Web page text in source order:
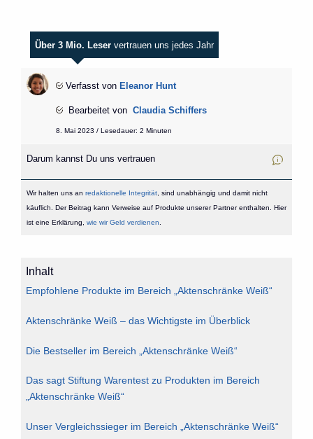
Über 3 Mio. Leser vertrauen uns jedes Jahr
Verfasst von Eleanor Hunt
Bearbeitet von Claudia Schiffers
8. Mai 2023 / Lesedauer: 2 Minuten
Darum kannst Du uns vertrauen
Wir halten uns an redaktionelle Integrität, sind unabhängig und damit nicht
käuflich. Der Beitrag kann Verweise auf Produkte unserer Partner enthalten. Hier
ist eine Erklärung, wie wir Geld verdienen
Inhalt
Empfohlene Produkte im Bereich „Aktenschränke Weiß“
Aktenschränke Weiß – das Wichtigste im Überblick
Die Bestseller im Bereich „Aktenschränke Weiß“
Das sagt Stiftung Warentest zu Produkten im Bereich
„Aktenschränke Weiß“
Unser Vergleichssieger im Bereich „Aktenschränke Weiß“